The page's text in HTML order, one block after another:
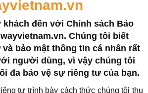
khách đến với Chính sách Bảo
Chúng tôi biết
bảo mật thông tin cá nhân rất
người dùng, vì vậy chúng tôi
đa bảo vệ sự riêng tư của bạn.
tư trình bày cách thức chúng tôi thu